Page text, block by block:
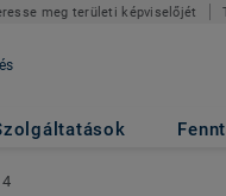
meg területi képviselőjét
0514